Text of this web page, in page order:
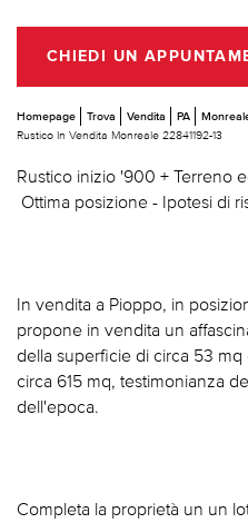
CHIEDI UN
Homepage Trova Vendita PA
Rustico In Vendita Monreale 22841192-13
Rustico inizio '900 + Terreno
 Ottima posizione - Ipotesi di
In vendita a Pioppo, in
propone in vendita un
della superficie di circa 53
circa 615 mq, testimonianza
dell'epoca.
Completa la proprietà un un